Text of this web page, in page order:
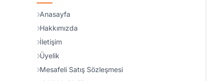
Anasayfa
Hakkımızda
İletişim
Üyelik
Mesafeli Satış Sözleşmesi